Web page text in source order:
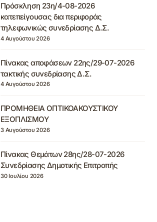
Πρόσκληση 23η/4-08-2026
κατεπείγουσας δια περιφοράς
τηλεφωνικώς συνεδρίασης Δ.Σ.
4 Αυγούστου 2026
Πίνακας αποφάσεων 22ης/29-07-2026
τακτικής συνεδρίασης Δ.Σ.
4 Αυγούστου 2026
ΠΡΟΜΗΘΕΙΑ ΟΠΤΙΚΟΑΚΟΥΣΤΙΚΟΥ
ΕΞΟΠΛΙΣΜΟΥ
3 Αυγούστου 2026
Πίνακας Θεμάτων 28ης/28-07-2026
Συνεδρίασης Δημοτικής Επιτροπής
30 Ιουλίου 2026